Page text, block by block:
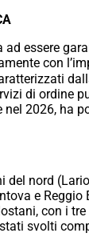
essere
con
di ordine
2026, ha
nord
e
con i
stati svolti